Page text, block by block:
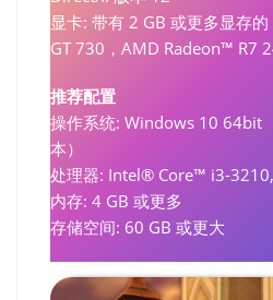
显卡: 带有 2 GB 或更多显存
GT 730，AMD Radeon™ R7
推荐配置
操作系统: Windows 10 64bit
本）
处理器: Intel® Core™ i3-
内存: 4 GB 或更多
存储空间: 60 GB 或更大